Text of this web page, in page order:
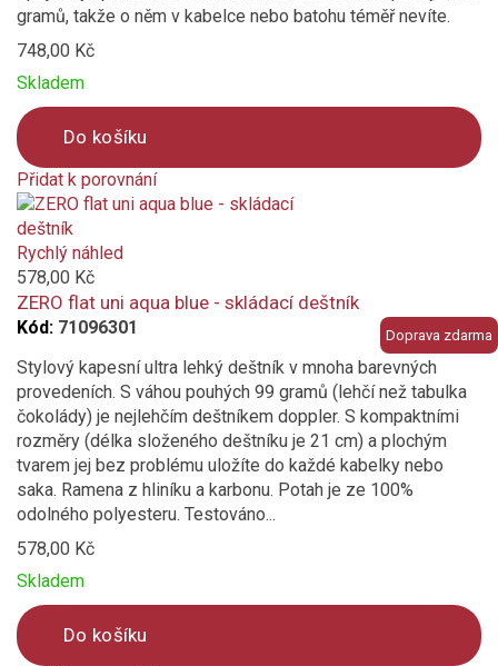
gramů, takže o něm v kabelce nebo batohu téměř nevíte.
748,00 Kč
Skladem
Do košíku
Přidat k porovnání
Product
is
added
to
compare
Doprava zdarma
Rychlý náhled
578,00 Kč
ZERO flat uni aqua blue - skládací deštník
Kód: 71096301
Stylový kapesní ultra lehký deštník v mnoha barevných
provedeních. S váhou pouhých 99 gramů (lehčí než tabulka
čokolády) je nejlehčím deštníkem doppler. S kompaktními
rozměry (délka složeného deštníku je 21 cm) a plochým
tvarem jej bez problému uložíte do každé kabelky nebo
saka. Ramena z hliníku a karbonu. Potah je ze 100%
odolného polyesteru. Testováno...
578,00 Kč
Skladem
Do košíku